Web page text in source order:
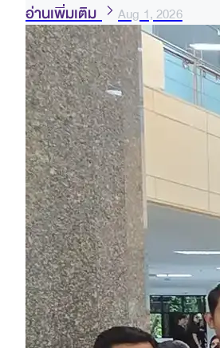
อ่านเพิ่มเติม Aug 1, 2026